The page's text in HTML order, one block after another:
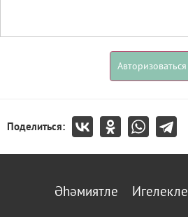
Авторизоваться
Поделиться:
Әһәмиятле Игелекле